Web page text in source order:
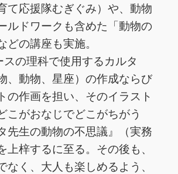
て応援隊むぎぐみ）や、動物
ルドワークも含めた「動物の
どの講座も実施。
の理科で使用するカルタ
、動物、星座）の作成ならび
の作画を担い、そのイラスト
こがおなじでどこがちがう
先生の動物の不思議』（実務
上梓するに至る。その後も、
なく、大人も楽しめるよう、